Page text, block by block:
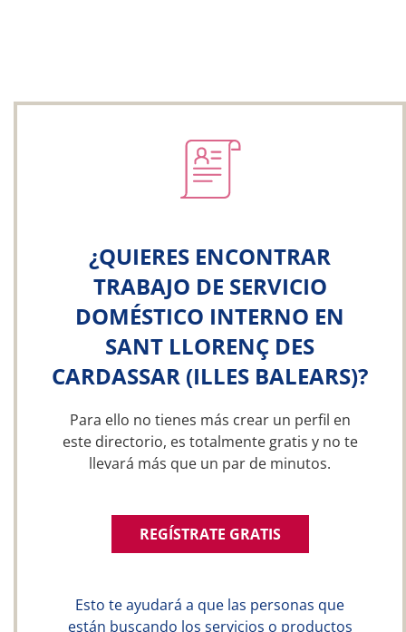
¿QUIERES ENCONTRAR
TRABAJO DE SERVICIO
DOMÉSTICO INTERNO EN
SANT LLORENÇ DES
CARDASSAR (ILLES BALEARS)?
Para ello no tienes más crear un perfil en
este directorio, es totalmente gratis y no te
llevará más que un par de minutos.
REGÍSTRATE GRATIS
Esto te ayudará a que las personas que
están buscando los servicios o productos